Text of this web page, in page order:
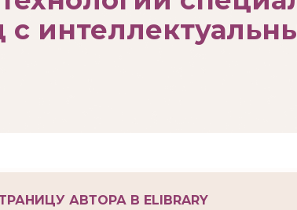
с
АВТОРА В ELIBRARY